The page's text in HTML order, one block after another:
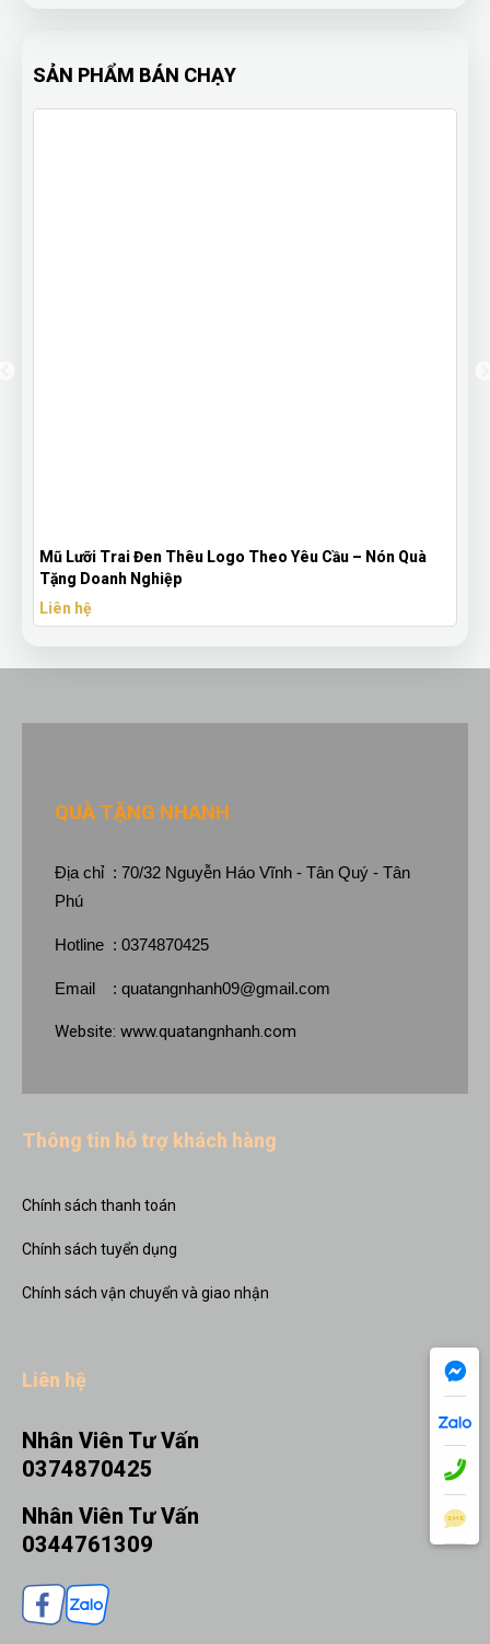
SẢN PHẨM BÁN CHẠY
Mũ Lưỡi Trai Đen Thêu Logo Theo Yêu Cầu – Nón Quà
Tặng Doanh Nghiệp
Liên hệ
QUÀ TẶNG NHANH
Địa chỉ : 70/32 Nguyễn Háo Vĩnh - Tân Quý - Tân
Phú
Hotline : 0374870425
Email : quatangnhanh09@gmail.com
Website: www.quatangnhanh.com
Thông tin hỗ trợ khách hàng
Chính sách thanh toán
Chính sách tuyển dụng
Chính sách vận chuyển và giao nhận
Liên hệ
Nhân Viên Tư Vấn
0374870425
Nhân Viên Tư Vấn
0344761309